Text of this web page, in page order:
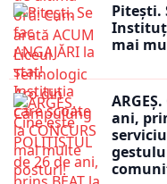
Pitești.
mai
ani,